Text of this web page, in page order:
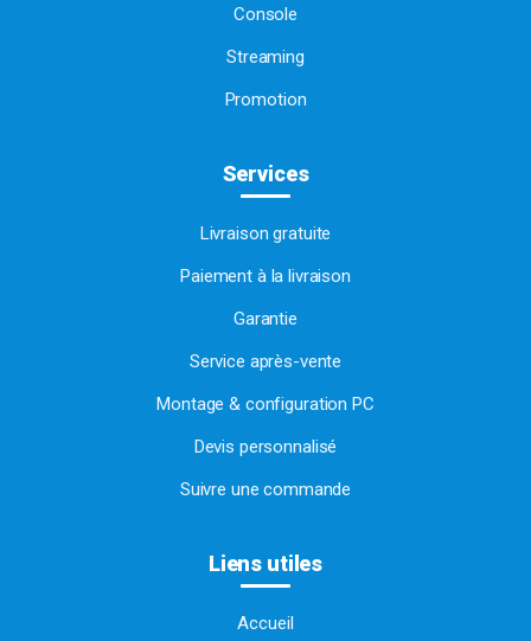
Console
Streaming
Promotion
Services
Livraison gratuite
Paiement à la livraison
Garantie
Service après-vente
Montage & configuration PC
Devis personnalisé
Suivre une commande
Liens utiles
Accueil